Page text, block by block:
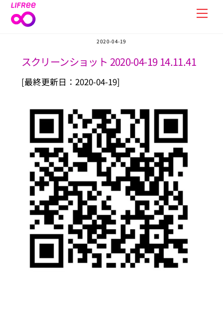
Skip
2020-04-19
スクリーンショット 2020-04-19 14.11.41
[最終更新日：2020-04-19]